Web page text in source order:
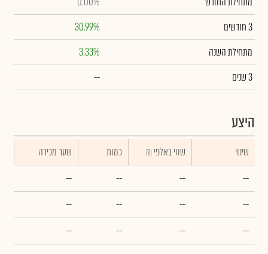
3 חודשים
30.99%
מתחילת השנה
3.33%
3 שנים
--
היצע
שינוי ₪ שווי באלפי כמות
שער מכירה
--
--
--
--
--
--
--
--
--
--
--
--